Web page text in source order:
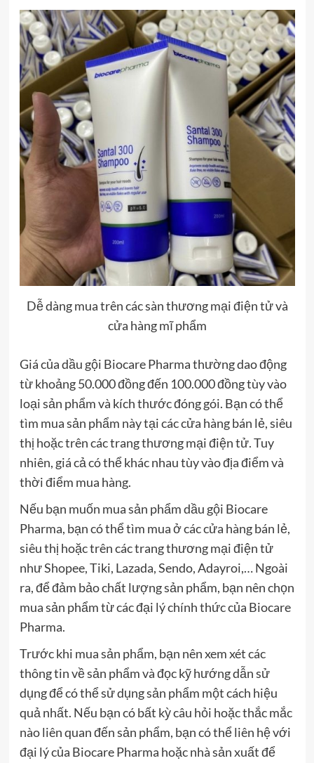
Dễ dàng mua trên các sàn thương mại điện tử và
cửa hàng mĩ phẩm
Giá của dầu gội Biocare Pharma thường dao động
từ khoảng 50.000 đồng đến 100.000 đồng tùy vào
loại sản phẩm và kích thước đóng gói. Bạn có thể
tìm mua sản phẩm này tại các cửa hàng bán lẻ, siêu
thị hoặc trên các trang thương mại điện tử. Tuy
nhiên, giá cả có thể khác nhau tùy vào địa điểm và
thời điểm mua hàng.
Nếu bạn muốn mua sản phẩm dầu gội Biocare
Pharma, bạn có thể tìm mua ở các cửa hàng bán lẻ,
siêu thị hoặc trên các trang thương mại điện tử
như Shopee, Tiki, Lazada, Sendo, Adayroi,… Ngoài
ra, để đảm bảo chất lượng sản phẩm, bạn nên chọn
mua sản phẩm từ các đại lý chính thức của Biocare
Pharma.
Trước khi mua sản phẩm, bạn nên xem xét các
thông tin về sản phẩm và đọc kỹ hướng dẫn sử
dụng để có thể sử dụng sản phẩm một cách hiệu
quả nhất. Nếu bạn có bất kỳ câu hỏi hoặc thắc mắc
nào liên quan đến sản phẩm, bạn có thể liên hệ với
đại lý của Biocare Pharma hoặc nhà sản xuất để